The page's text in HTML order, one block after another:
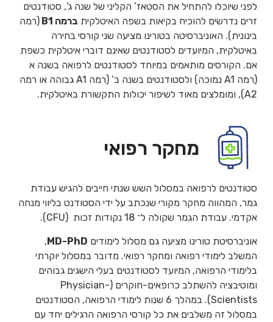
לפני שיוכלו להתחיל את הסטאז’ הקליני של שנה ג’, סטודנטים
זרים נדרשים להוכיח בקיאות בשפה האיטלקית ברמה B1 (רמה
בינונית). האוניברסיטה בטורינו מציעה שני קורסי בחירה
באיטלקית, המיועדים לסטודנטים שאינם דוברי איטלקית כשפת
אם. הקורסים מותאמים במיוחד לסטודנטים לרפואה בשנה א
(רמה A1 נמוכה) ולסטודנטים בשנה ב’ (רמה A1 גבוהה או רמה
A2), ומומלצים מאוד לשיפור יכולות התקשורת באיטלקית.
מחקר רפואי
סטודנטים לרפואה במסלול השש שנתי חייבים להגיש עבודת
גמר, המהווה מחקר מקורי שנכתב על ידי הסטודנט בליווי מנחה
אקדמי. עבודת הגמר שקולה ל־ 18 נקודות זכות (CFU).
אוניברסיטת טורינו מציעה גם מסלול לימודים MD-PhD
,
המשלב לימודי רפואה ומחקר רפואי. מדובר במסלול יוקרתי
בלימודי הרפואה, המיועד לסטודנטים בעלי הישגים גבוהים
ומוטיבציה להשתלב כרופאים-חוקרים (Physician-
Scientists). במהלך 6 שנות לימודי הרפואה, הסטודנטים
במסלול זה משלבים את כל קורסי הרפואה הרגילים יחד עם